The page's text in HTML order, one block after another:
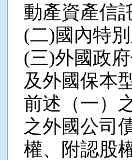
動產資產信
(二)國內特別
(三)外國政
及外國保本
前述（一）
之外國公司
權、附認股